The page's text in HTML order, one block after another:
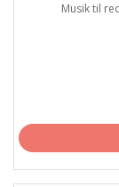
Musik til